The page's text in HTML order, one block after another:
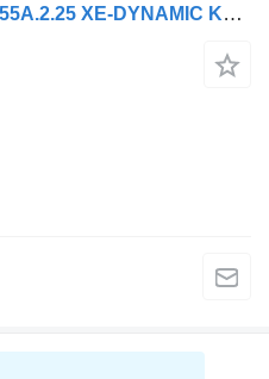
DAF CF 410 6X2 / FASSI F255A.2.25 XE-DYNAMIC KRAAN / 25,5 TM KRAAN /